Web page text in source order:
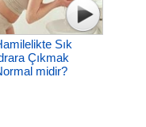
Sık
Çıkmak
midir?